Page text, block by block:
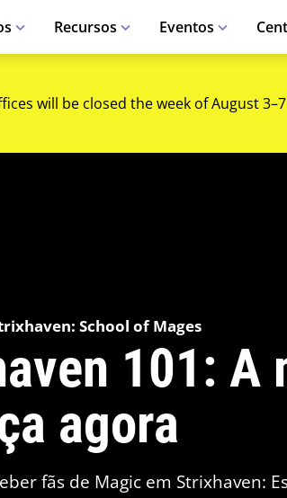
Recursos Eventos
will be closed the week of August
School of Mages
101: A
agora
fãs de Magic em Strixhaven: